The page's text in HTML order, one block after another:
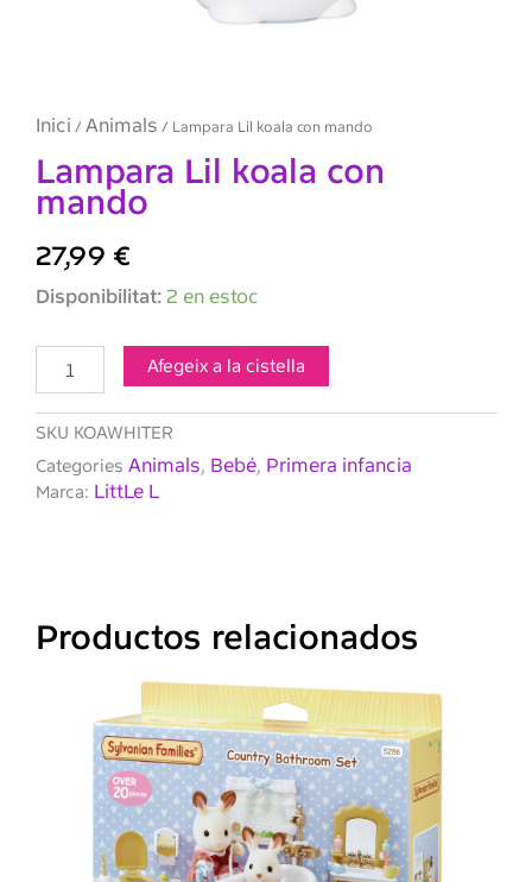
Inici / Animals / Lampara Lil koala con mando
Lampara Lil koala con
mando
27,99 €
Disponibilitat: 2 en estoc
quantitat
koala
con
mando
Afegeix a la cistella
SKU KOAWHITER
Categories Animals, Bebé, Primera infancia
Marca: LittLe L
Productos relacionados